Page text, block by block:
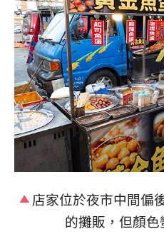
店家位於夜市中間偏
的攤販，但顏色